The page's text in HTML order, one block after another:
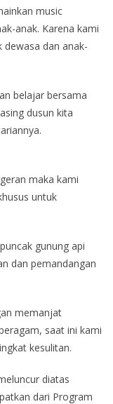
music
anak. Karena kami
dan anak-
belajar bersama
dusun kita
maka kami
untuk
gunung api
dan pemandangan
memanjat
saat ini kami
kesulitan.
diatas
dari Program